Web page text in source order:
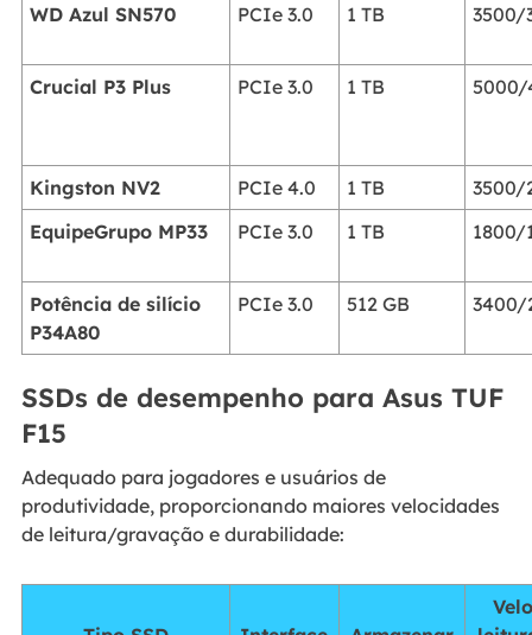
WD Azul SN570 PCIe 3.0 1 TB 3500/
Crucial P3 Plus PCIe 3.0 1 TB 5000/
Kingston NV2 PCIe 4.0 1 TB
3500/
EquipeGrupo MP33
PCIe 3.0 1 TB 1800/
Potência de silício
P34A80
PCIe 3.0 512 GB 3400/
SSDs de desempenho para Asus TUF
F15
Adequado para jogadores e usuários de
produtividade, proporcionando maiores velocidades
de leitura/gravação e durabilidade: